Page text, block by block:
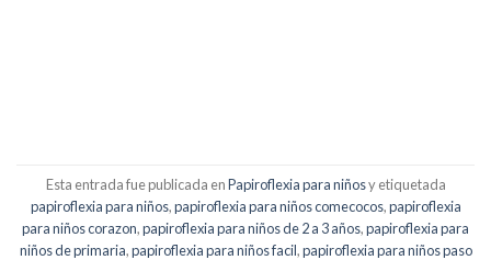
Esta entrada fue publicada enPapiroflexia para niñosy etiquetada
papiroflexia para niños,papiroflexia para niños comecocos,papiroflexia
para niños corazon,papiroflexia para niños de 2 a 3 años,papiroflexia para
niños de primaria,papiroflexia para niños facil,papiroflexia para niños paso